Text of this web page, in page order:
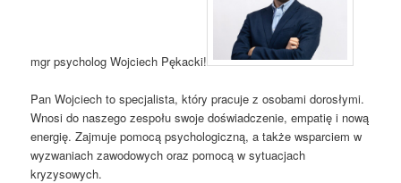
mgr psycholog Wojciech Pękacki!
Pan Wojciech to specjalista, który pracuje z osobami dorosłymi.
Wnosi do naszego zespołu swoje doświadczenie, empatię i nową
energię. Zajmuje pomocą psychologiczną, a także wsparciem w
wyzwaniach zawodowych oraz pomocą w sytuacjach
kryzysowych.